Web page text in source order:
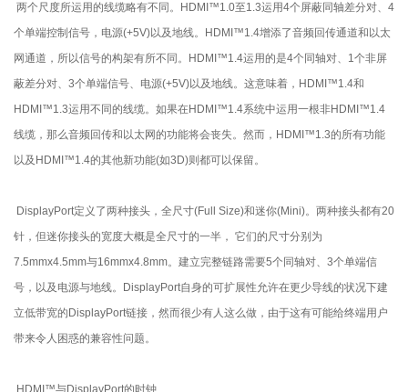
两个尺度所运用的线缆略有不同。HDMI™1.0至1.3运用4个屏蔽同轴差分对、4
个单端控制信号，电源(+5V)以及地线。HDMI™1.4增添了音频回传通道和以太
网通道，所以信号的构架有所不同。HDMI™1.4运用的是4个同轴对、1个非屏
蔽差分对、3个单端信号、电源(+5V)以及地线。这意味着，HDMI™1.4和
HDMI™1.3运用不同的线缆。如果在HDMI™1.4系统中运用一根非HDMI™1.4
线缆，那么音频回传和以太网的功能将会丧失。然而，HDMI™1.3的所有功能
以及HDMI™1.4的其他新功能(如3D)则都可以保留。
DisplayPort定义了两种接头，全尺寸(Full Size)和迷你(Mini)。两种接头都有20
针，但迷你接头的宽度大概是全尺寸的一半， 它们的尺寸分别为
7.5mmx4.5mm与16mmx4.8mm。建立完整链路需要5个同轴对、3个单端信
号，以及电源与地线。DisplayPort自身的可扩展性允许在更少导线的状况下建
立低带宽的DisplayPort链接，然而很少有人这么做，由于这有可能给终端用户
带来令人困惑的兼容性问题。
HDMI™与DisplayPort的时钟